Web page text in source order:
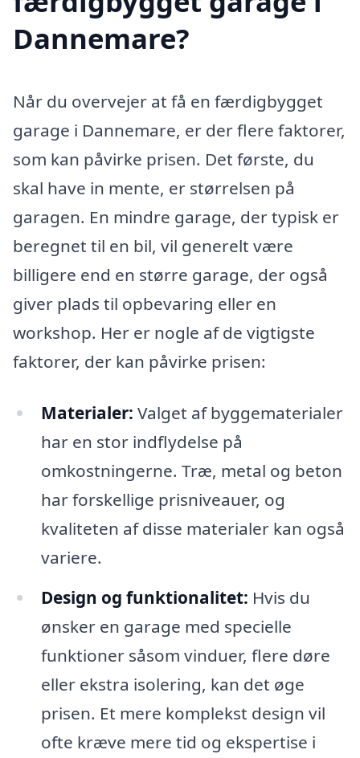
Dannemare?
Når du overvejer at få en færdigbygget
garage i Dannemare, er der flere faktorer,
som kan påvirke prisen. Det første, du
skal have in mente, er størrelsen på
garagen. En mindre garage, der typisk er
beregnet til en bil, vil generelt være
billigere end en større garage, der også
giver plads til opbevaring eller en
workshop. Her er nogle af de vigtigste
faktorer, der kan påvirke prisen:
Materialer: Valget af byggematerialer
har en stor indflydelse på
omkostningerne. Træ, metal og beton
har forskellige prisniveauer, og
kvaliteten af disse materialer kan også
variere.
Design og funktionalitet: Hvis du
ønsker en garage med specielle
funktioner såsom vinduer, flere døre
eller ekstra isolering, kan det øge
prisen. Et mere komplekst design vil
ofte kræve mere tid og ekspertise i